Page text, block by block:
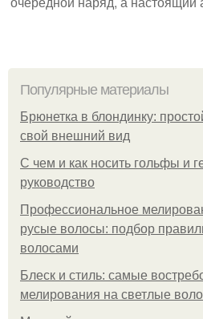
Популярные материалы
Брюнетка в блондинку:
свой внешний вид
С чем и как носить гольфы и
руководство
Профессиональное
русые волосы: подбор
волосами
Блеск и стиль: самые
мелирования на светлые